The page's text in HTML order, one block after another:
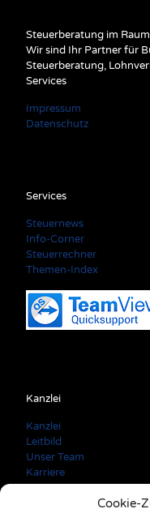
Cookie-
Steuerberatung im
Wir sind Ihr Partner für
Steuerberatung,
Services
Impressum
Datenschutz
Services
Steuernews
Info-Corner
Steuerrechner
Themen-Index
Kanzlei
Kanzlei
Leitbild
Unser Team
Karriere